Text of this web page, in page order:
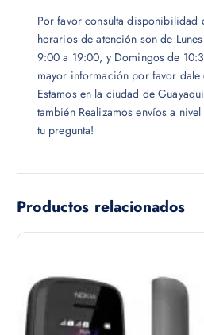
Por favor consulta disponibilidad
horarios de atención son de
9:00 a 19:00, y Domingos de
mayor información por favor
Estamos en la ciudad de
también Realizamos envíos a
tu pregunta!
Productos relacionados